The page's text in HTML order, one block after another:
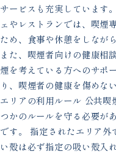
サービスも充実しています
ェやレストランでは、喫煙
ため、食事や休憩をしなが
また、喫煙者向けの健康相
煙を考えている方へのサポ
り、喫煙者の健康を傷めな
エリアの利用ルール 公共喫
つかのルールを守る必要が
です。 指定されたエリア
い殻は必ず指定の吸い殻入